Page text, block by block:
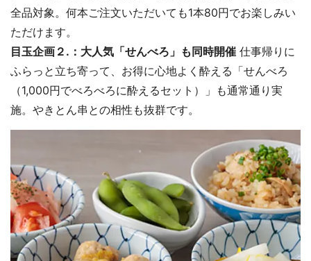
全品対象。何本ご注文いただいても1本80円でお楽しみい
ただけます。
目玉企画２.：大人気「せんべろ」も同時開催 仕事帰りに
ふらっと立ち寄って、お得に心地よく酔える「せんべろ
（1,000円でべろべろに酔えるセット）」も通常通り実
施。やきとん串との相性も抜群です。